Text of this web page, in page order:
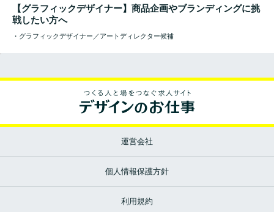
【グラフィックデザイナー】商品企画やブランディングに挑
戦したい方へ
・グラフィックデザイナー／アートディレクター候補
運営会社
個人情報保護方針
利用規約